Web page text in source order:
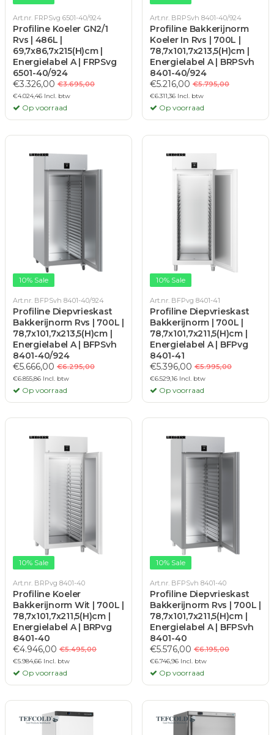
Art.nr. FRPSvg 6501-40/924
Profiline Koeler GN2/1
Rvs | 486L |
69,7x86,7x215(H)cm |
Energielabel A | FRPSvg
6501-40/924
€3.326,00 €3.695,00
€4.024,46 Incl. btw
Op voorraad
Art.nr. BRPSvh 8401-40/924
Profiline Bakkerijnorm
Koeler In Rvs | 700L |
78,7x101,7x213,5(H)cm |
Energielabel A | BRPSvh
8401-40/924
€5.216,00 €5.795,00
€6.311,36 Incl. btw
Op voorraad
10% Sale
Art.nr. BFPSvh 8401-40/924
Profiline Diepvrieskast
Bakkerijnorm Rvs | 700L |
78,7x101,7x213,5(H)cm |
Energielabel A | BFPSvh
8401-40/924
€5.666,00 €6.295,00
€6.855,86 Incl. btw
Op voorraad
10% Sale
Art.nr. BFPvg 8401-41
Profiline Diepvrieskast
Bakkerijnorm | 700L |
78,7x101,7x211,5(H)cm |
Energielabel A | BFPvg
8401-41
€5.396,00 €5.995,00
€6.529,16 Incl. btw
Op voorraad
10% Sale
Art.nr. BRPvg 8401-40
Profiline Koeler
Bakkerijnorm Wit | 700L |
78,7x101,7x211,5(H)cm |
Energielabel A | BRPvg
8401-40
€4.946,00 €5.495,00
€5.984,66 Incl. btw
Op voorraad
10% Sale
Art.nr. BFPSvh 8401-40
Profiline Diepvrieskast
Bakkerijnorm Rvs | 700L |
78,7x101,7x211,5(H)cm |
Energielabel A | BFPSvh
8401-40
€5.576,00 €6.195,00
€6.746,96 Incl. btw
Op voorraad